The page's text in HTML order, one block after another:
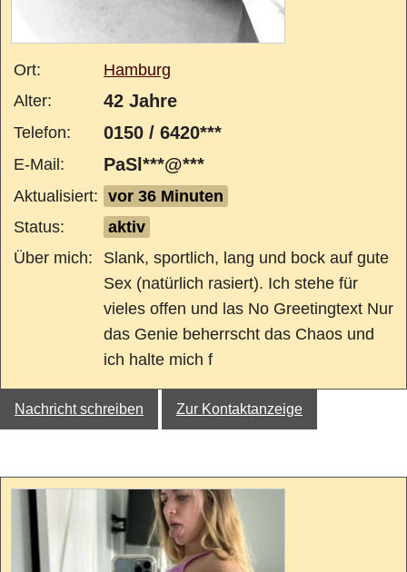
Ort:
Hamburg
Alter:
42 Jahre
Telefon: 0150 / 6420***
E-Mail: PaSl***@***
Aktualisiert: vor 36 Minuten
Status:
aktiv
Über mich:
Slank, sportlich, lang und bock auf gute
Sex (natürlich rasiert). Ich stehe für
vieles offen und las No Greetingtext Nur
das Genie beherrscht das Chaos und
ich halte mich f
Nachricht schreiben Zur Kontaktanzeige